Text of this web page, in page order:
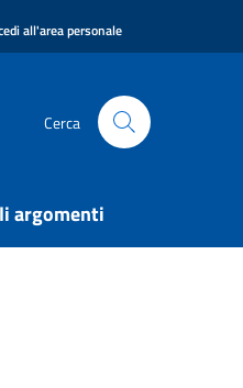
all'area personale
Cerca
argomenti